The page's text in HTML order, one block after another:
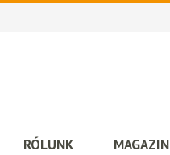
RÓLUNK MAGAZIN